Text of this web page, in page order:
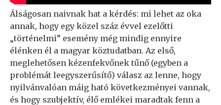
Álságosan naivnak hat a kérdés: mi lehet az oka
annak, hogy egy közel száz évvel ezelőtti
„történelmi” esemény még mindig ennyire
élénken él a magyar köztudatban. Az első,
meglehetősen kézenfekvőnek tűnő (egyben a
problémát leegyszerűsítő) válasz az lenne, hogy
nyilvánvalóan máig ható következményei vannak,
és hogy szubjektív, élő emlékei maradtak fenn a